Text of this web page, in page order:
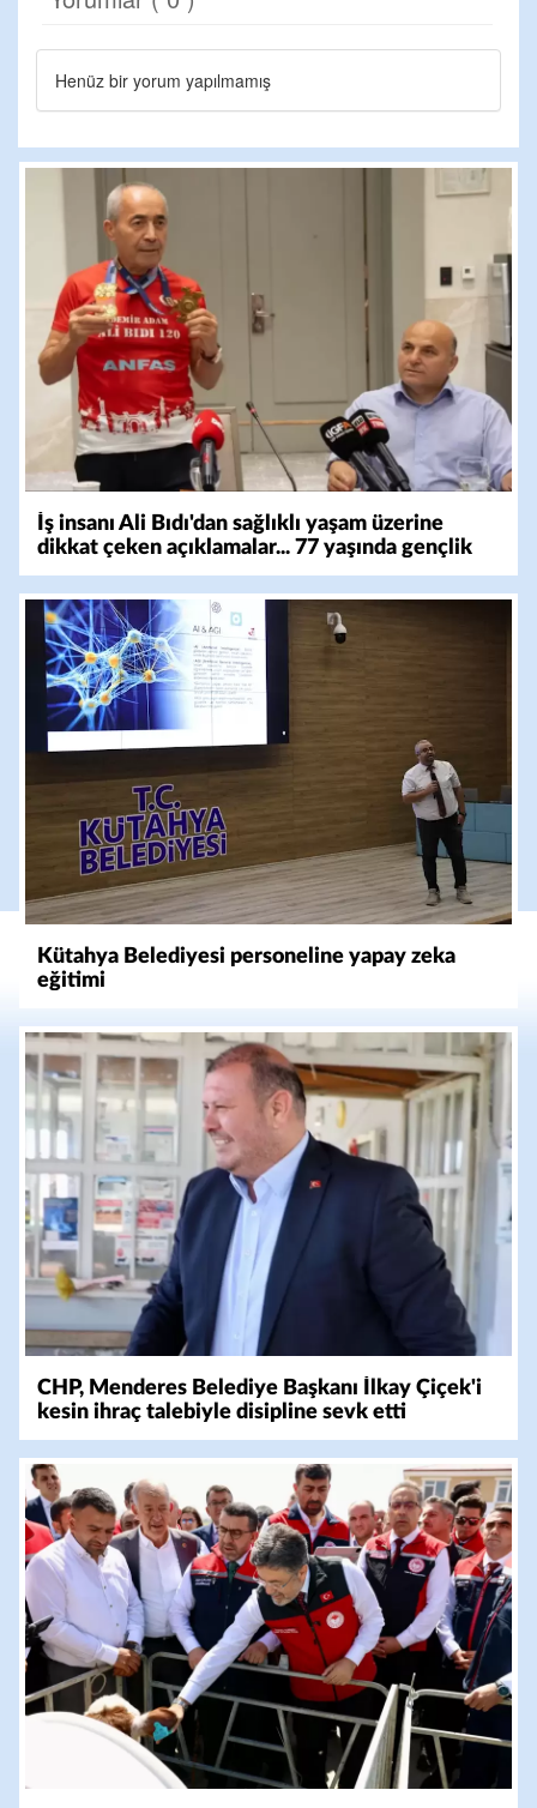
Henüz bir yorum yapılmamış
İş insanı Ali Bıdı'dan sağlıklı yaşam üzerine
dikkat çeken açıklamalar... 77 yaşında gençlik
mucizesi
Kütahya Belediyesi personeline yapay zeka
eğitimi
CHP, Menderes Belediye Başkanı İlkay Çiçek'i
kesin ihraç talebiyle disipline sevk etti